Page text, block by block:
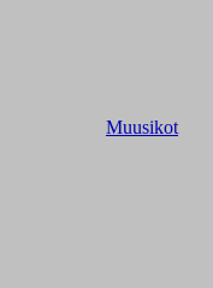
Muusikot